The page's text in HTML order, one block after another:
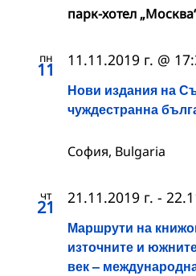
парк-хотел
пн
11
Нови издания на
чуждестранна
11.11.2019 г. @
София, Bulgaria
чт
21
Маршрути на
източните и
век –
21.11.2019 г. -